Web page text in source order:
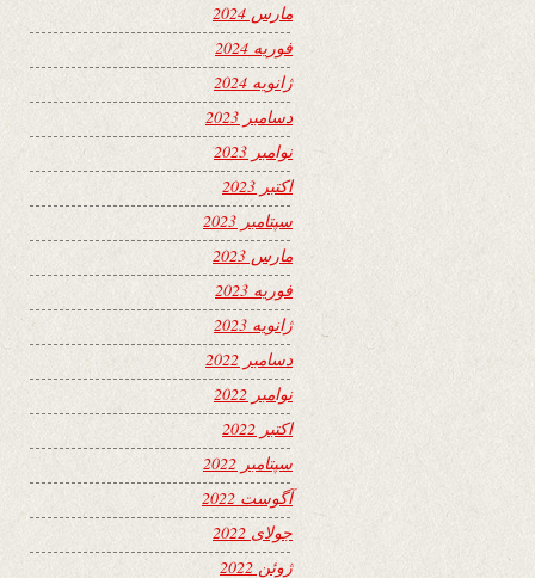
مارس 2024
فوریه 2024
ژانویه 2024
دسامبر 2023
نوامبر 2023
اکتبر 2023
سپتامبر 2023
مارس 2023
فوریه 2023
ژانویه 2023
دسامبر 2022
نوامبر 2022
اکتبر 2022
سپتامبر 2022
آگوست 2022
جولای 2022
ژوئن 2022